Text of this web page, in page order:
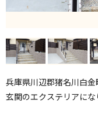
兵庫県川辺郡猪名川白
玄関のエクステリアにな